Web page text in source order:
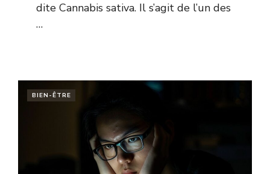
dite Cannabis sativa. Il s’agit de l’un des
…
BIEN-ÊTRE